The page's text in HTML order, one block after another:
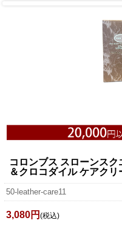
コロンブス スローンス
＆クロコダイル ケアクリ
50-leather-care11
3,080円 (税込)